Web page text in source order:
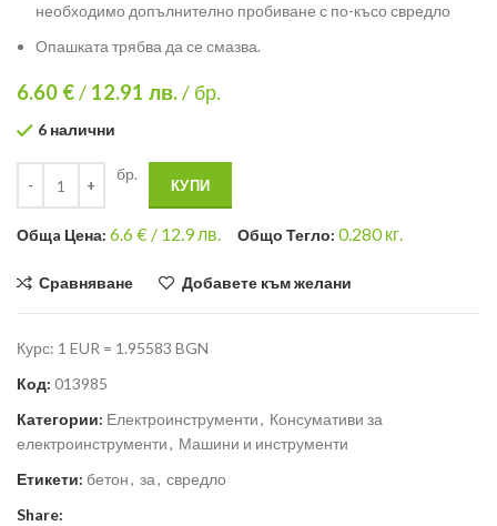
необходимо допълнително пробиване с по-късо свредло
Опашката трябва да се смазва.
6.60 €/ 12.91 лв./ бр.
6 налични
бр.
КУПИ
Общa Цена: 6.6€ / 12.9 лв. Общо Тегло: 0.280кг.
Сравняване Добавете към желани
Курс: 1 EUR = 1.95583 BGN
Код: 013985
Категории: Електроинструменти, Консумативи за
електроинструменти, Машини и инструменти
Етикети: бетон, за, свредло
Share: